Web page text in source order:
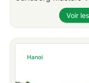
Voir
Hanoi